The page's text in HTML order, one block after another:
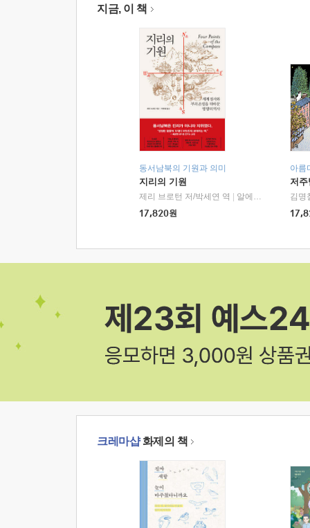
지금, 이 책
동서남북의 기원과 의미
지리의 기원
제리 브로턴 저/박세연 역
알에이치코리아(RHK)
17,820원
아름
저
김명
크레마샵화제의 책